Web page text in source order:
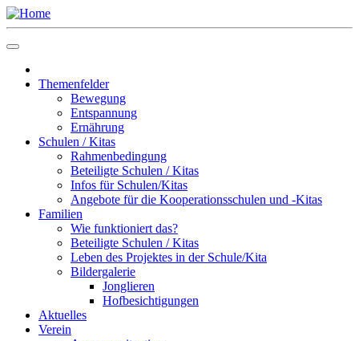
Themenfelder
Bewegung
Entspannung
Ernährung
Schulen / Kitas
Rahmenbedingung
Beteiligte Schulen / Kitas
Infos für Schulen/Kitas
Angebote für die Kooperationsschulen und -Kitas
Familien
Wie funktioniert das?
Beteiligte Schulen / Kitas
Leben des Projektes in der Schule/Kita
Bildergalerie
Jonglieren
Hofbesichtigungen
Aktuelles
Verein